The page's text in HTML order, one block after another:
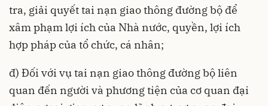
tra, giải quyết tai nạn giao thông đường bộ để
xâm phạm lợi ích của Nhà nước, quyền, lợi ích
hợp pháp của tổ chức, cá nhân;
đ) Đối với vụ tai nạn giao thông đường bộ liên
quan đến người và phương tiện của cơ quan đại